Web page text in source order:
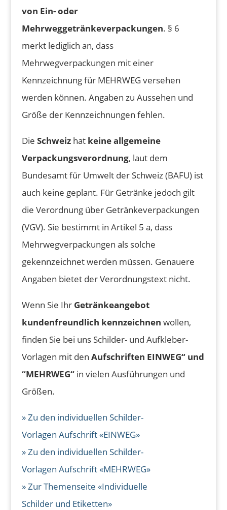
von Ein- oder
Mehrweggetränkeverpackungen. § 6
merkt lediglich an, dass
Mehrwegverpackungen mit einer
Kennzeichnung für MEHRWEG versehen
werden können. Angaben zu Aussehen und
Größe der Kennzeichnungen fehlen.
Die Schweiz hat keine allgemeine
Verpackungsverordnung, laut dem
Bundesamt für Umwelt der Schweiz (BAFU) ist
auch keine geplant. Für Getränke jedoch gilt
die Verordnung über Getränkeverpackungen
(VGV). Sie bestimmt in Artikel 5 a, dass
Mehrwegverpackungen als solche
gekennzeichnet werden müssen. Genauere
Angaben bietet der Verordnungstext nicht.
Wenn Sie Ihr Getränkeangebot
kundenfreundlich kennzeichnen wollen,
finden Sie bei uns Schilder- und Aufkleber-
Vorlagen mit den Aufschriften EINWEG“ und
“MEHRWEG“in vielen Ausführungen und
Größen.
» Zu den individuellen Schilder-
Vorlagen Aufschrift «EINWEG»
» Zu den individuellen Schilder-
Vorlagen Aufschrift «MEHRWEG»
» Zur Themenseite «Individuelle
Schilder und Etiketten»